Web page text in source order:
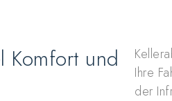
Komfort und
Ihre
der